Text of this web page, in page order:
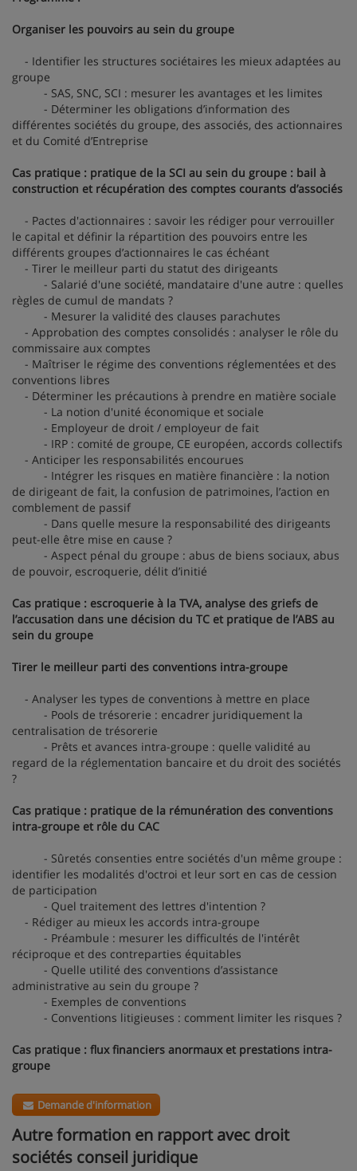
Organiser les pouvoirs au sein du groupe
- Identifier les structures sociétaires les mieux adaptées au
groupe
- SAS, SNC, SCI : mesurer les avantages et les limites
- Déterminer les obligations d’information des
différentes sociétés du groupe, des associés, des actionnaires
et du Comité d’Entreprise
Cas pratique : pratique de la SCI au sein du groupe : bail à
construction et récupération des comptes courants d’associés
- Pactes d'actionnaires : savoir les rédiger pour verrouiller
le capital et définir la répartition des pouvoirs entre les
différents groupes d’actionnaires le cas échéant
- Tirer le meilleur parti du statut des dirigeants
- Salarié d'une société, mandataire d'une autre : quelles
règles de cumul de mandats ?
- Mesurer la validité des clauses parachutes
- Approbation des comptes consolidés : analyser le rôle du
commissaire aux comptes
- Maîtriser le régime des conventions réglementées et des
conventions libres
- Déterminer les précautions à prendre en matière sociale
- La notion d'unité économique et sociale
- Employeur de droit / employeur de fait
- IRP : comité de groupe, CE européen, accords collectifs
- Anticiper les responsabilités encourues
- Intégrer les risques en matière financière : la notion
de dirigeant de fait, la confusion de patrimoines, l’action en
comblement de passif
- Dans quelle mesure la responsabilité des dirigeants
peut-elle être mise en cause ?
- Aspect pénal du groupe : abus de biens sociaux, abus
de pouvoir, escroquerie, délit d’initié
Cas pratique : escroquerie à la TVA, analyse des griefs de
l’accusation dans une décision du TC et pratique de l’ABS au
sein du groupe
Tirer le meilleur parti des conventions intra-groupe
- Analyser les types de conventions à mettre en place
- Pools de trésorerie : encadrer juridiquement la
centralisation de trésorerie
- Prêts et avances intra-groupe : quelle validité au
regard de la réglementation bancaire et du droit des sociétés
?
Cas pratique : pratique de la rémunération des conventions
intra-groupe et rôle du CAC
- Sûretés consenties entre sociétés d'un même groupe :
identifier les modalités d'octroi et leur sort en cas de cession
de participation
- Quel traitement des lettres d'intention ?
- Rédiger au mieux les accords intra-groupe
- Préambule : mesurer les difficultés de l'intérêt
réciproque et des contreparties équitables
- Quelle utilité des conventions d’assistance
administrative au sein du groupe ?
- Exemples de conventions
- Conventions litigieuses : comment limiter les risques ?
Cas pratique : flux financiers anormaux et prestations intra-
groupe
Demande d'information
Autre formation en rapport avec droit
sociétés conseil juridique